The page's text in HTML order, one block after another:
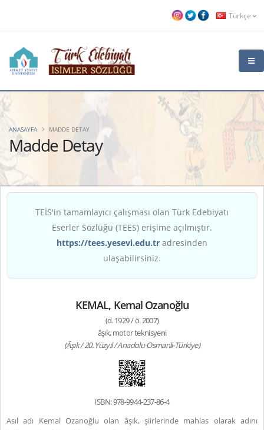
Türkçe
Madde Detay
ANASAYFA MADDE DETAY
TEİS'in tamamlayıcı çalışması olan Türk Edebiyatı
Eserler Sözlüğü (TEES) erişime açılmıştır.
https://tees.yesevi.edu.tr adresinden
ulaşabilirsiniz.
KEMAL, Kemal Ozanoğlu
(d. 1929 / ö. 2007)
âşık, motor teknisyeni
(Âşık / 20. Yüzyıl / Anadolu-Osmanlı-Türkiye)
ISBN: 978-9944-237-86-4
Asıl adı Kemal Ozanoğlu olan âşık, şiirlerinde mahlas olarak adını